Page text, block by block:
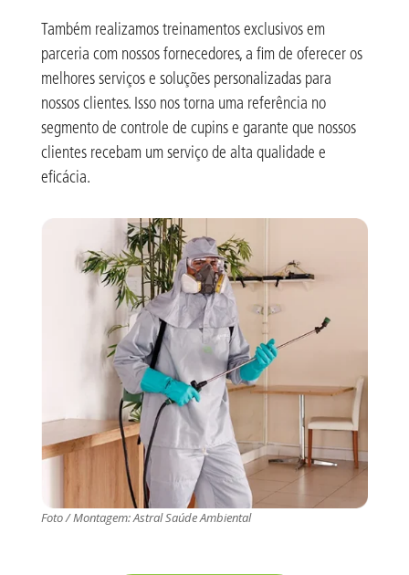
Também realizamos treinamentos exclusivos em
parceria com nossos fornecedores, a fim de oferecer os
melhores serviços e soluções personalizadas para
nossos clientes. Isso nos torna uma referência no
segmento de controle de cupins e garante que nossos
clientes recebam um serviço de alta qualidade e
eficácia.
Foto / Montagem: Astral Saúde Ambiental